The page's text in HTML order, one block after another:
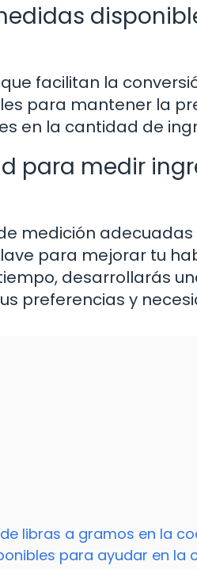
facilitan la
para mantener la
en la cantidad de
para medir
medición adecuadas
para mejorar tu
desarrollarás
preferencias y
libras a gramos en la
para ayudar en la